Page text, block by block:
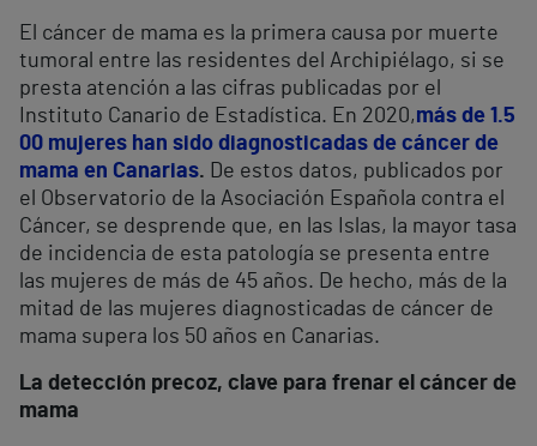
El cáncer de mama es la primera causa por muerte
tumoral entre las residentes del Archipiélago, si se
presta atención a las cifras publicadas por el
Instituto Canario de Estadística. En 2020,más de 1.5
00 mujeres han sido diagnosticadas de cáncer de
mama en Canarias. De estos datos, publicados por
el Observatorio de la Asociación Española contra el
Cáncer, se desprende que, en las Islas, la mayor tasa
de incidencia de esta patología se presenta entre
las mujeres de más de 45 años. De hecho, más de la
mitad de las mujeres diagnosticadas de cáncer de
mama supera los 50 años en Canarias.
La detección precoz, clave para frenar el cáncer de
mama